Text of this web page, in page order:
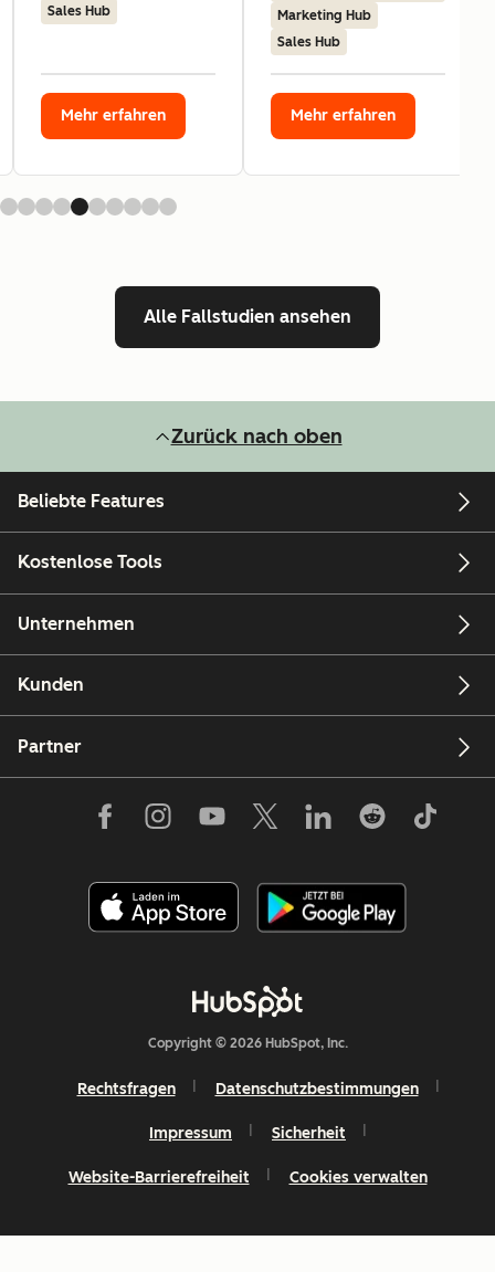
Sales Hub
Mehr erfahren
Marketing Hub
Sales Hub
Mehr erfahren
Alle Fallstudien ansehen
Zurück nach oben
Beliebte Features
Kostenlose Tools
Unternehmen
Kunden
Partner
Copyright © 2026 HubSpot, Inc.
Rechtsfragen Datenschutzbestimmungen
Impressum Sicherheit
Website-Barrierefreiheit Cookies verwalten